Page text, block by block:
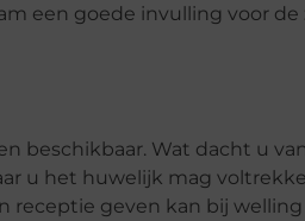
een goede invulling voor de
beschikbaar. Wat dacht u
u het huwelijk mag
receptie geven kan bij